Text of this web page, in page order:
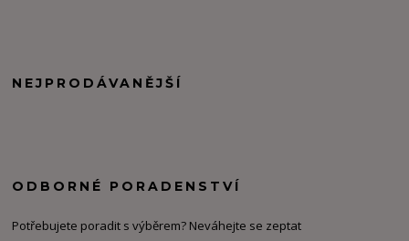
NEJPRODÁVANĚJŠÍ
ODBORNÉ PORADENSTVÍ
Potřebujete poradit s výběrem? Neváhejte se zeptat